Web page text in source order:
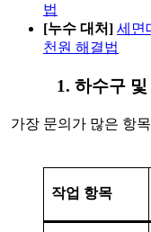
법
[누수 대처] 세면
천원 해결법
1. 하수구
가장 문의가 많은 항
작업 항목